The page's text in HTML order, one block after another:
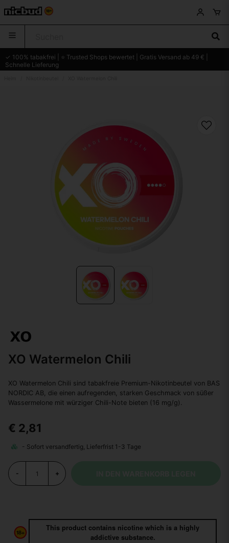
✓ 100% tabakfrei | ⭐ Trusted Shops bewertet | Gratis Versand ab 49 € |
Schnelle Lieferung
XO Watermelon Chili
XO Watermelon Chili sind tabakfreie Premium-Nikotinbeutel von BAS
NORDIC AB, die einen aufregenden, starken Geschmack von süßer
Wassermelone mit würziger Chili-Note bieten (16 mg/g).
€ 2,81
- +
This product contains nicotine which is a highly
addictive substance.